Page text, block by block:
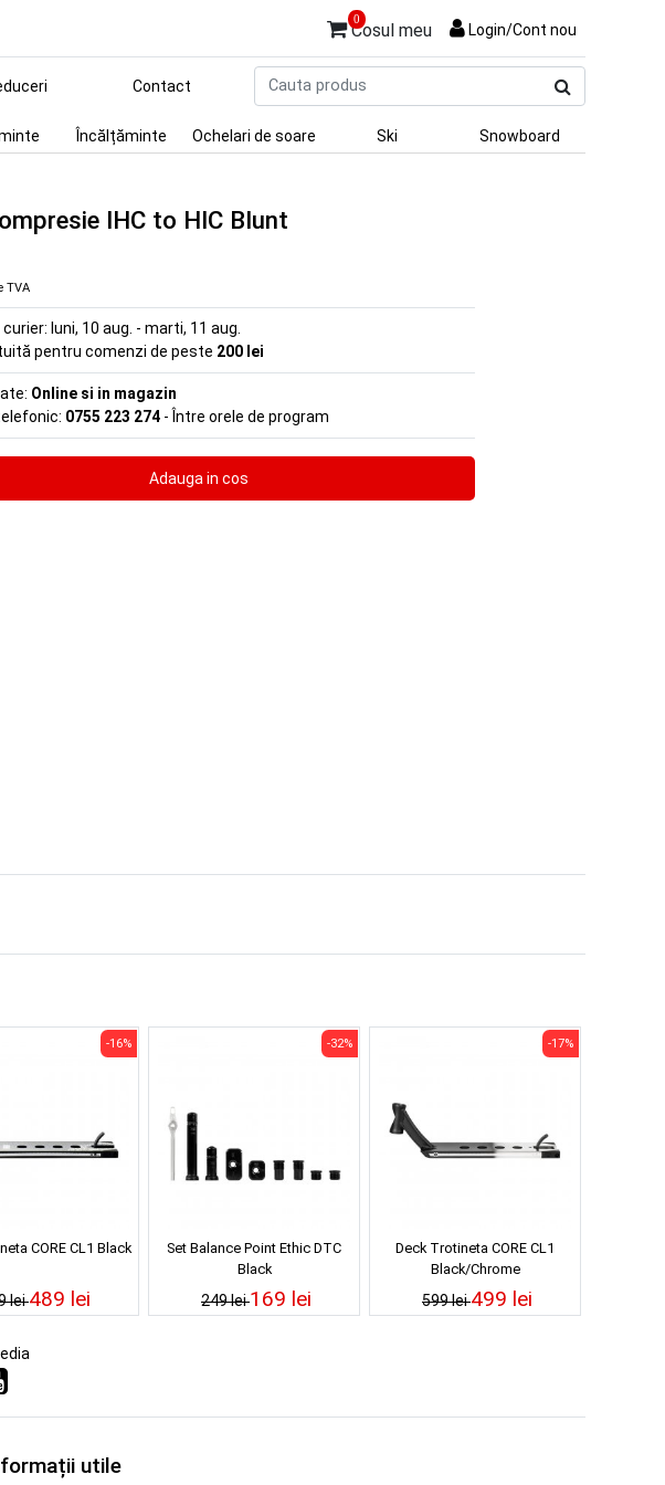
0
Cosul meu Login/Cont nou
produs
Contact
Încălțăminte Ochelari de soare Ski Snowboard
IHC to HIC Blunt
TVA
curier: luni, 10 aug. - marti, 11 aug.
pentru comenzi de peste 200 lei
Online si in magazin
0755 223 274 - Între orele de program
CORE CL1 Black
lei
-16%
489 lei
Set Balance Point Ethic DTC
Black
249 lei
-32%
169 lei
Deck Trotineta CORE CL1
Black/Chrome
599 lei
-17%
499 lei
utile